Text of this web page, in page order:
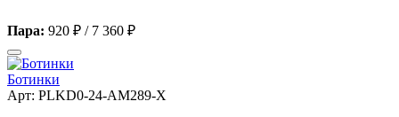
Пара: 920 ₽ / 7 360 ₽
Ботинки
Арт: PLKD0-24-AM289-X